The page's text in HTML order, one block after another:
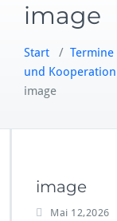
image
Start / Termine
und Kooperation
image
image
Mai 12,2026